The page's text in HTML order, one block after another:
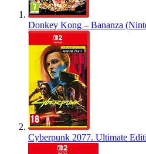
Donkey Kong – Bananza
Cyberpunk 2077. Ultimate